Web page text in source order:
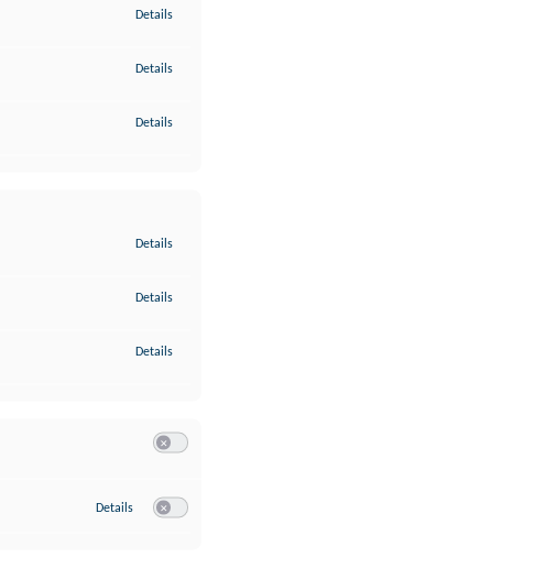
Details
Details
Details
Details
Details
Details
Details zu Google Analytics